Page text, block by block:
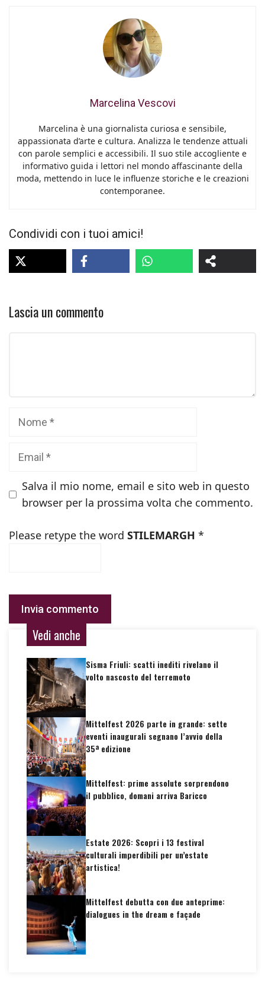
Marcelina Vescovi
Marcelina è una giornalista curiosa e sensibile,
appassionata d’arte e cultura. Analizza le tendenze attuali
con parole semplici e accessibili. Il suo stile accogliente e
informativo guida i lettori nel mondo affascinante della
moda, mettendo in luce le influenze storiche e le creazioni
contemporanee.
Condividi con i tuoi amici!
Lascia un commento
Salva il mio nome, email e sito web in questo
browser per la prossima volta che commento.
Please retype the word STILEMARGH *
Vedi anche
Sisma Friuli: scatti inediti rivelano il
volto nascosto del terremoto
Mittelfest 2026 parte in grande: sette
eventi inaugurali segnano l’avvio della
35ª edizione
Mittelfest: prime assolute sorprendono
il pubblico, domani arriva Baricco
Estate 2026: Scopri i 13 festival
culturali imperdibili per un’estate
artistica!
Mittelfest debutta con due anteprime:
dialogues in the dream e façade